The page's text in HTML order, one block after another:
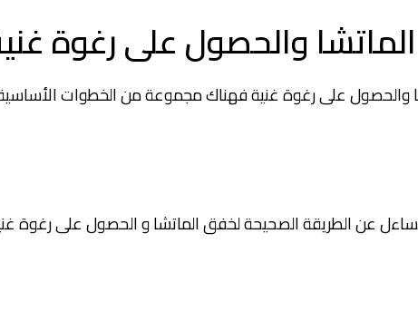
والحصول على رغوة
والحصول على رغوة غنية فهناك مجموعة من الخطوات
عن الطريقة الصحيحة لخفق الماتشا و الحصول على رغوة